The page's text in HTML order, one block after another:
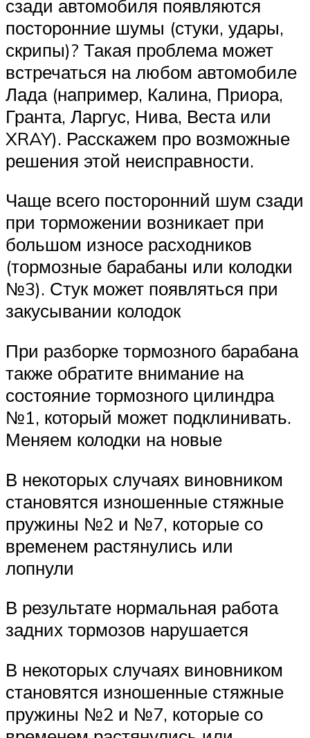
Меню
сзади автомобиля появляются
посторонние шумы (стуки, удары,
скрипы)? Такая проблема может
встречаться на любом автомобиле
Лада (например, Калина, Приора,
Гранта, Ларгус, Нива, Веста или
XRAY). Расскажем про возможные
решения этой неисправности.
Чаще всего посторонний шум сзади
при торможении возникает при
большом износе расходников
(тормозные барабаны или колодки
№3). Стук может появляться при
закусывании колодок
При разборке тормозного барабана
также обратите внимание на
состояние тормозного цилиндра
№1, который может подклинивать.
Меняем колодки на новые
В некоторых случаях виновником
становятся изношенные стяжные
пружины №2 и №7, которые со
временем растянулись или
лопнули
В результате нормальная работа
задних тормозов нарушается
В некоторых случаях виновником
становятся изношенные стяжные
пружины №2 и №7, которые со